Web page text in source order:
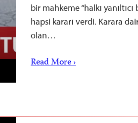
bir mahkeme “halkı
hapsi kararı verdi. Karara
olan…
Read More ›